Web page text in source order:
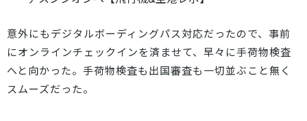
意外にもデジタルボーディングパス対応だったので、事前
にオンラインチェックインを済ませて、早々に手荷物検査
へと向かった。手荷物検査も出国審査も一切並ぶこと無く
スムーズだった。